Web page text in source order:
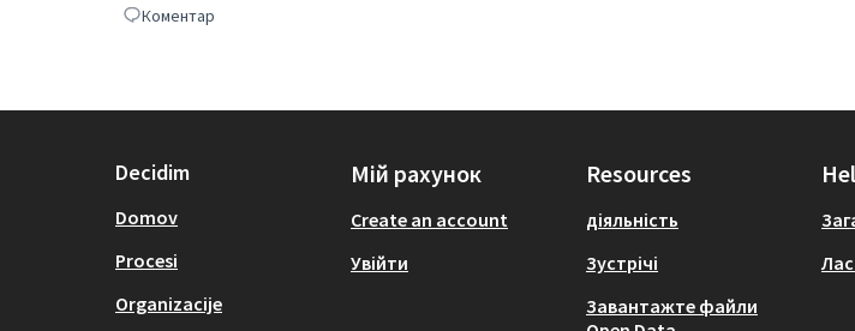
коментар
коментар
Decidim
Domov
Procesi
Organizacije
Мій рахунок
Create an account
Увійти
Resources
діяльність
Зустрічі
Завантажте файли